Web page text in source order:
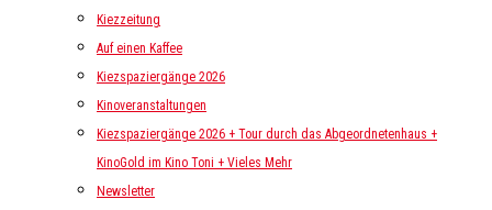
Kiezzeitung
Auf einen Kaffee
Kiezspaziergänge 2026
Kinoveranstaltungen
Kiezspaziergänge 2026 + Tour durch das Abgeordnetenhaus +
KinoGold im Kino Toni + Vieles Mehr
Newsletter